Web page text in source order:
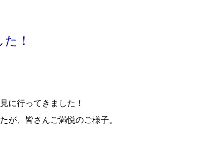
！
に行ってきました！
が、皆さんご満悦のご様子。